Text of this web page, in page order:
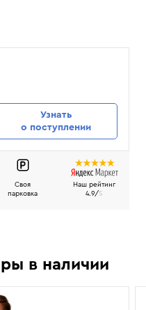
Узнать
о поступлении
Своя
парковка
Наш рейтинг
4.9/5
в наличии